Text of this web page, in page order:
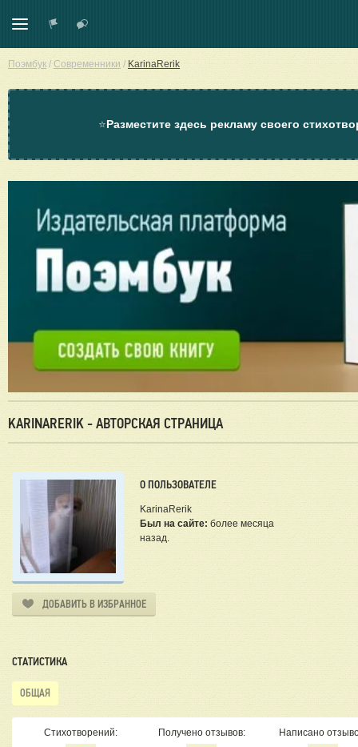
Поэмбук / Современники / KarinaRerik
⭐Разместите здесь рекламу своего
KARINARERIK - АВТОРСКАЯ СТРАНИЦА
О ПОЛЬЗОВАТЕЛЕ
KarinaRerik
Был на сайте: более месяца
назад.
ДОБАВИТЬ В ИЗБРАННОЕ
СТАТИСТИКА
ОБЩАЯ
Стихотворений: Получено отзывов: Написано